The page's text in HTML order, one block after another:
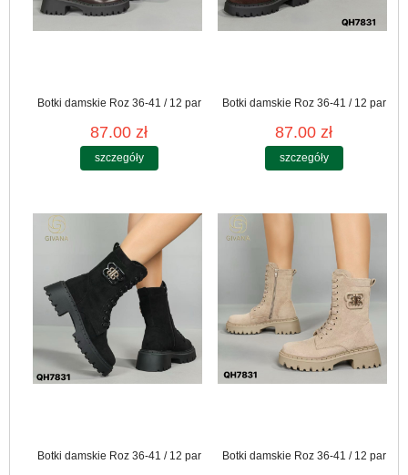
Botki damskie Roz 36-41 / 12 par
87.00 zł
szczegóły
Botki damskie Roz 36-41 / 12 par
87.00 zł
szczegóły
Botki damskie Roz 36-41 / 12 par Botki damskie Roz 36-41 / 12 par